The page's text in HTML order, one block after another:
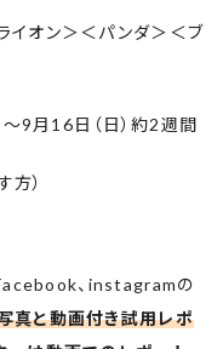
オン＞＜パンダ＞＜ブ
9月16日（日）約2週間
）
、instagramの
真と動画付き試用レポ